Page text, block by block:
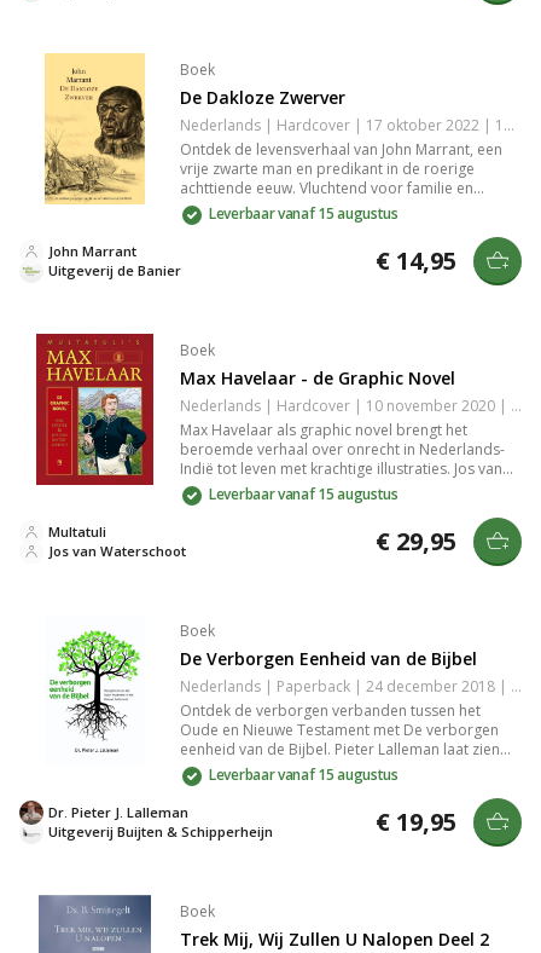
Boek
De Dakloze Zwerver
Nederlands | Hardcover | 17 oktober 2022 | 176 pagina's | 9789087188399
Ontdek de levensverhaal van John Marrant, een
vrije zwarte man en predikant in de roerige
achttiende eeuw. Vluchtend voor familie en
beschermd door geloof, vertelt hij over zijn
bijzondere reizen en spirituele ervaringen tijdens
de Grote Opwekking. Inclusief een schets van
David George, Afrikaanse baptistenpionier.
Leverbaar vanaf 15 augustus
Uitgeverij de Banier
John Marrant € 14,95
Boek
Max Havelaar - de Graphic Novel
Nederlands | Hardcover | 10 november 2020 | Onbekend | 9789088866500
Max Havelaar als graphic novel brengt het
beroemde verhaal over onrecht in Nederlands-
Indië tot leven met krachtige illustraties. Jos van
Waterschoot en Eric Heuvel maken het klassieke
werk toegankelijk voor een nieuw publiek en
dimensie.
Leverbaar vanaf 15 augustus
Jos van Waterschoot
Multatuli € 29,95
Boek
De Verborgen Eenheid van de Bijbel
Nederlands | Paperback | 24 december 2018 | Basisbijbel | 9789463690164
Ontdek de verborgen verbanden tussen het
Oude en Nieuwe Testament met De verborgen
eenheid van de Bijbel. Pieter Lalleman laat zien
hoe cruciaal het Oude Testament is als basis voor
nieuwtestamentische geschriften. Dit boek onthult
de diepte, rijkdom en eenheid van de Bijbel,
essentieel voor een goede interpretatie.
Leverbaar vanaf 15 augustus
Uitgeverij Buijten & Schipperheijn
Dr. Pieter J. Lalleman € 19,95
Boek
Trek Mij, Wij Zullen U Nalopen Deel 2